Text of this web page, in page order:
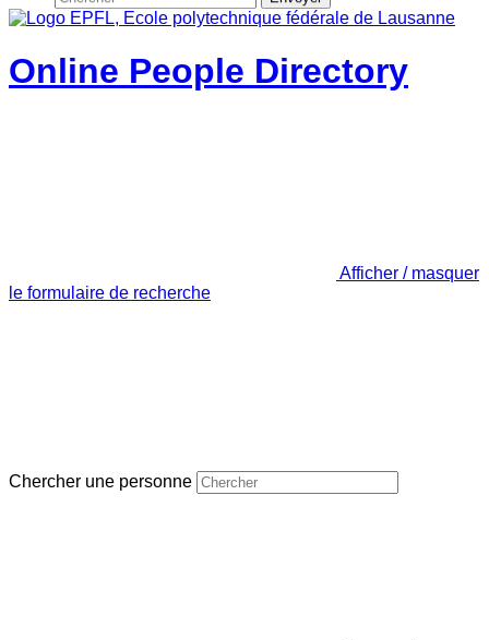
Online People Directory
Afficher / masquer
le formulaire de recherche
Chercher une personne